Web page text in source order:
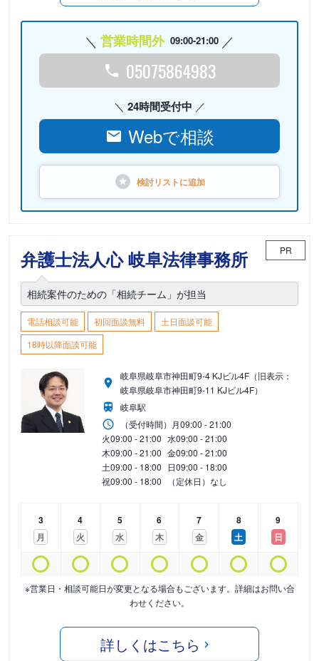
営業時間外 09:00-21:00
05075864983
24時間受付中
Webで相談
検討リストに追加
弁護士法人心 岐阜法律事務所 PR
相続案件のための「相続チーム」が担当
電話相談可能 初回面談無料
土日面談可能
18時以降面談可能
岐阜県岐阜市神田町9-4 KJビル4F（旧表示：
岐阜県岐阜市神田町9-11 KJビル4F）
岐阜駅
（受付時間） 月09:00 - 21:00
火09:00 - 21:00 水09:00 - 21:00
木09:00 - 21:00 金09:00 - 21:00
土09:00 - 18:00 日09:00 - 18:00
祝09:00 - 18:00 （定休日）なし
3
月
4
火
5
水
6
木
7
金
8
土
9
日
※営業日・相談可能日が変更となる場合もございます。詳細はお問い合
わせください。
詳しくはこちら